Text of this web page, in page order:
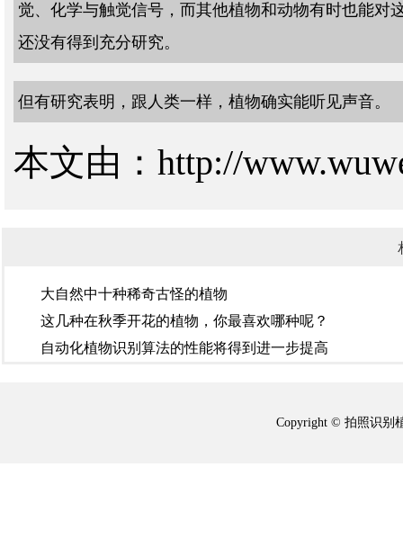
觉、化学与触觉信号，而其他植物和动物有时也能对
还没有得到充分研究。
但有研究表明，跟人类一样，植物确实能听见声音。
本文由：http://
大自然中十种稀奇古怪的植物
这几种在秋季开花的植物，你最喜欢哪种呢？
自动化植物识别算法的性能将得到进一步提高
Copyright © 拍照识别